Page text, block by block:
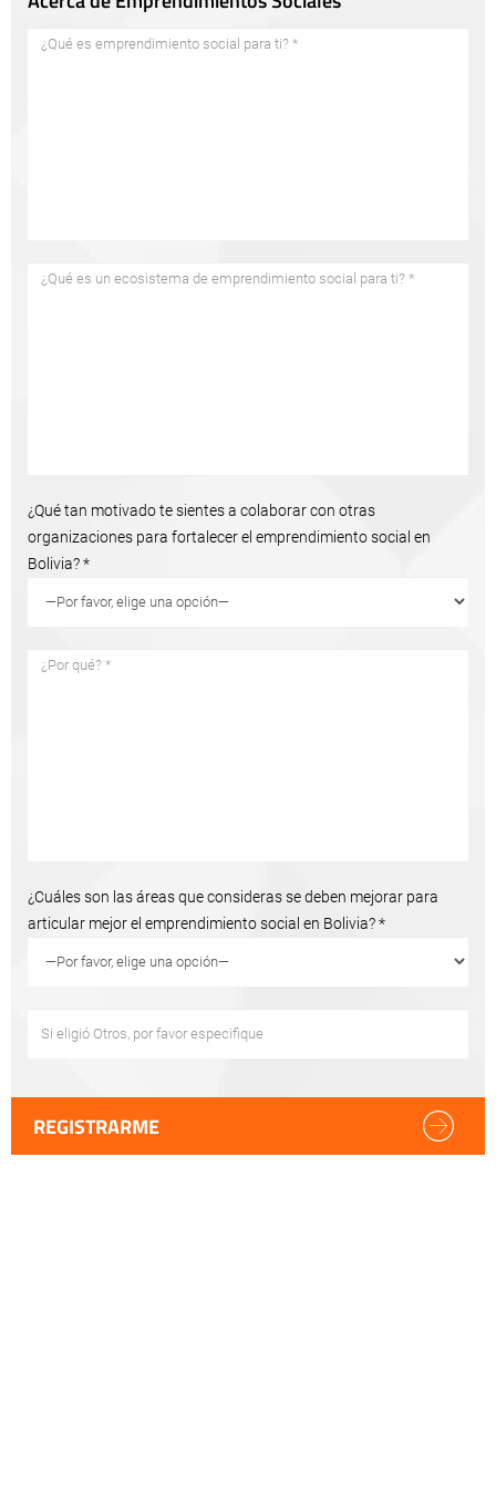
¿Qué tan motivado te sientes a colaborar con otras
organizaciones para fortalecer el emprendimiento social en
Bolivia? *
¿Cuáles son las áreas que consideras se deben mejorar para
articular mejor el emprendimiento social en Bolivia? *